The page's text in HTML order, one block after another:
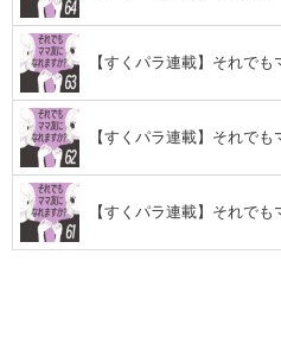
【すくパラ連載】それで
【すくパラ連載】それで
【すくパラ連載】それで